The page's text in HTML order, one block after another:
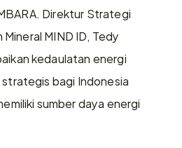
Direktur Strategi
MIND ID, Tedy
kedaulatan energi
bagi Indonesia
sumber daya energi